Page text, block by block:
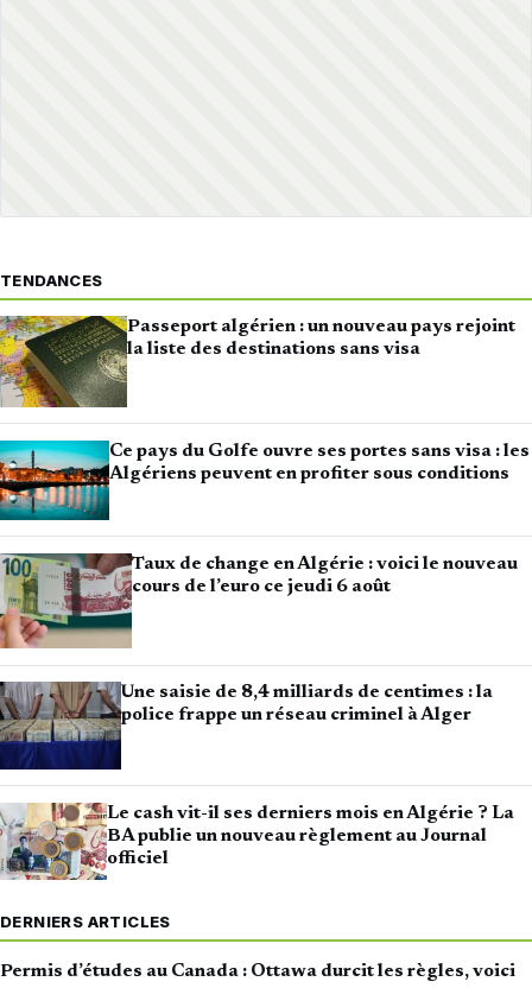
TENDANCES
Passeport algérien : un nouveau pays rejoint
la liste des destinations sans visa
Ce pays du Golfe ouvre ses portes sans visa : les
Algériens peuvent en profiter sous conditions
Taux de change en Algérie : voici le nouveau
cours de l’euro ce jeudi 6 août
Une saisie de 8,4 milliards de centimes : la
police frappe un réseau criminel à Alger
Le cash vit-il ses derniers mois en Algérie ? La
BA publie un nouveau règlement au Journal
officiel
DERNIERS ARTICLES
Permis d’études au Canada : Ottawa durcit les règles, voici